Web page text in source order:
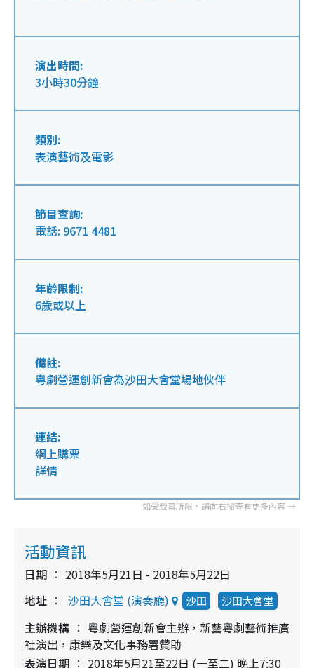
演出時間:
3小時30分鐘
類別:
表演藝術及電影
節目查詢:
電話: 9671 4481
年齡限制:
6歲或以上
備註:
粵劇營運創新會為沙田大會堂場地伙伴
連結:
網上購票
詳情
活動資訊
日期
2018年5月21日 - 2018年5月22日
地址
沙田大會堂 (演奏廳) 沙田 沙田大會堂
主辦機構
粵劇營運創新會主辦，新藝粵劇藝術推廣
社演出，康樂及文化事務署贊助
表演日期
2018年5月21至22日 (一至二) 晚上7:30